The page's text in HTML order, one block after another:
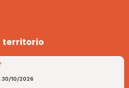
territorio
30/10/2026